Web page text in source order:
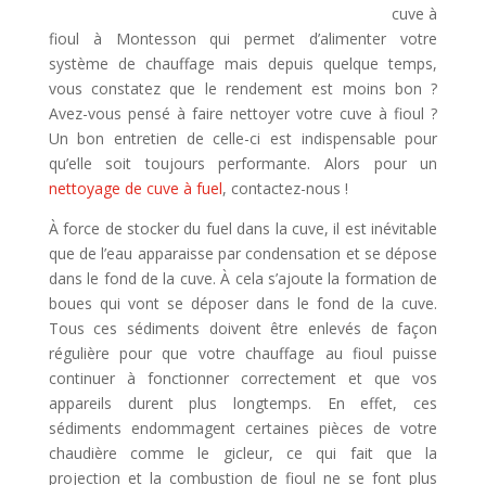
cuve à
fioul à Montesson qui permet d’alimenter votre
système de chauffage mais depuis quelque temps,
vous constatez que le rendement est moins bon ?
Avez-vous pensé à faire nettoyer votre cuve à fioul ?
Un bon entretien de celle-ci est indispensable pour
qu’elle soit toujours performante. Alors pour un
nettoyage de cuve à fuel, contactez-nous !
À force de stocker du fuel dans la cuve, il est inévitable
que de l’eau apparaisse par condensation et se dépose
dans le fond de la cuve. À cela s’ajoute la formation de
boues qui vont se déposer dans le fond de la cuve.
Tous ces sédiments doivent être enlevés de façon
régulière pour que votre chauffage au fioul puisse
continuer à fonctionner correctement et que vos
appareils durent plus longtemps. En effet, ces
sédiments endommagent certaines pièces de votre
chaudière comme le gicleur, ce qui fait que la
projection et la combustion de fioul ne se font plus